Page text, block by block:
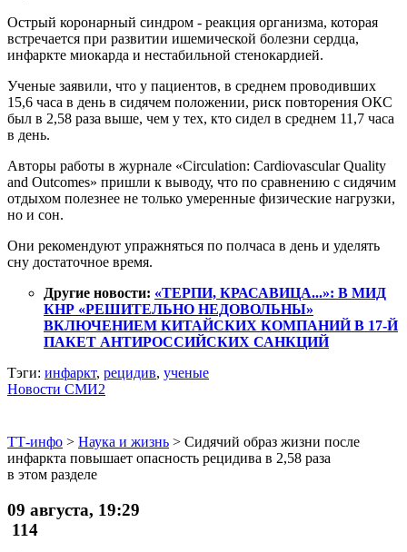
Острый коронарный синдром - реакция организма, которая
встречается при развитии ишемической болезни сердца,
инфаркте миокарда и нестабильной стенокардией.
Ученые заявили, что у пациентов, в среднем проводивших
15,6 часа в день в сидячем положении, риск повторения ОКС
был в 2,58 раза выше, чем у тех, кто сидел в среднем 11,7 часа
в день.
Авторы работы в журнале «Circulation: Cardiovascular Quality
and Outcomes» пришли к выводу, что по сравнению с сидячим
отдыхом полезнее не только умеренные физические нагрузки,
но и сон.
Они рекомендуют упражняться по полчаса в день и уделять
сну достаточное время.
Другие новости: «ТЕРПИ, КРАСАВИЦА...»: В МИД
КНР «РЕШИТЕЛЬНО НЕДОВОЛЬНЫ»
ВКЛЮЧЕНИЕМ КИТАЙСКИХ КОМПАНИЙ В 17-Й
ПАКЕТ АНТИРОССИЙСКИХ САНКЦИЙ
Тэги: инфаркт, рецидив, ученые
Новости СМИ2
ТТ-инфо > Наука и жизнь > Сидячий образ жизни после
инфаркта повышает опасность рецидива в 2,58 раза
в этом разделе
09 августа, 19:29
114